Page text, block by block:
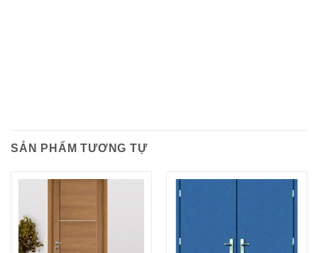
SẢN PHẨM TƯƠNG TỰ